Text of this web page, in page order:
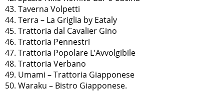
43. Taverna Volpetti
44. Terra – La Griglia by Eataly
45. Trattoria dal Cavalier Gino
46. Trattoria Pennestri
47. Trattoria Popolare L’Avvolgibile
48. Trattoria Verbano
49. Umami – Trattoria Giapponese
50. Waraku – Bistro Giapponese.